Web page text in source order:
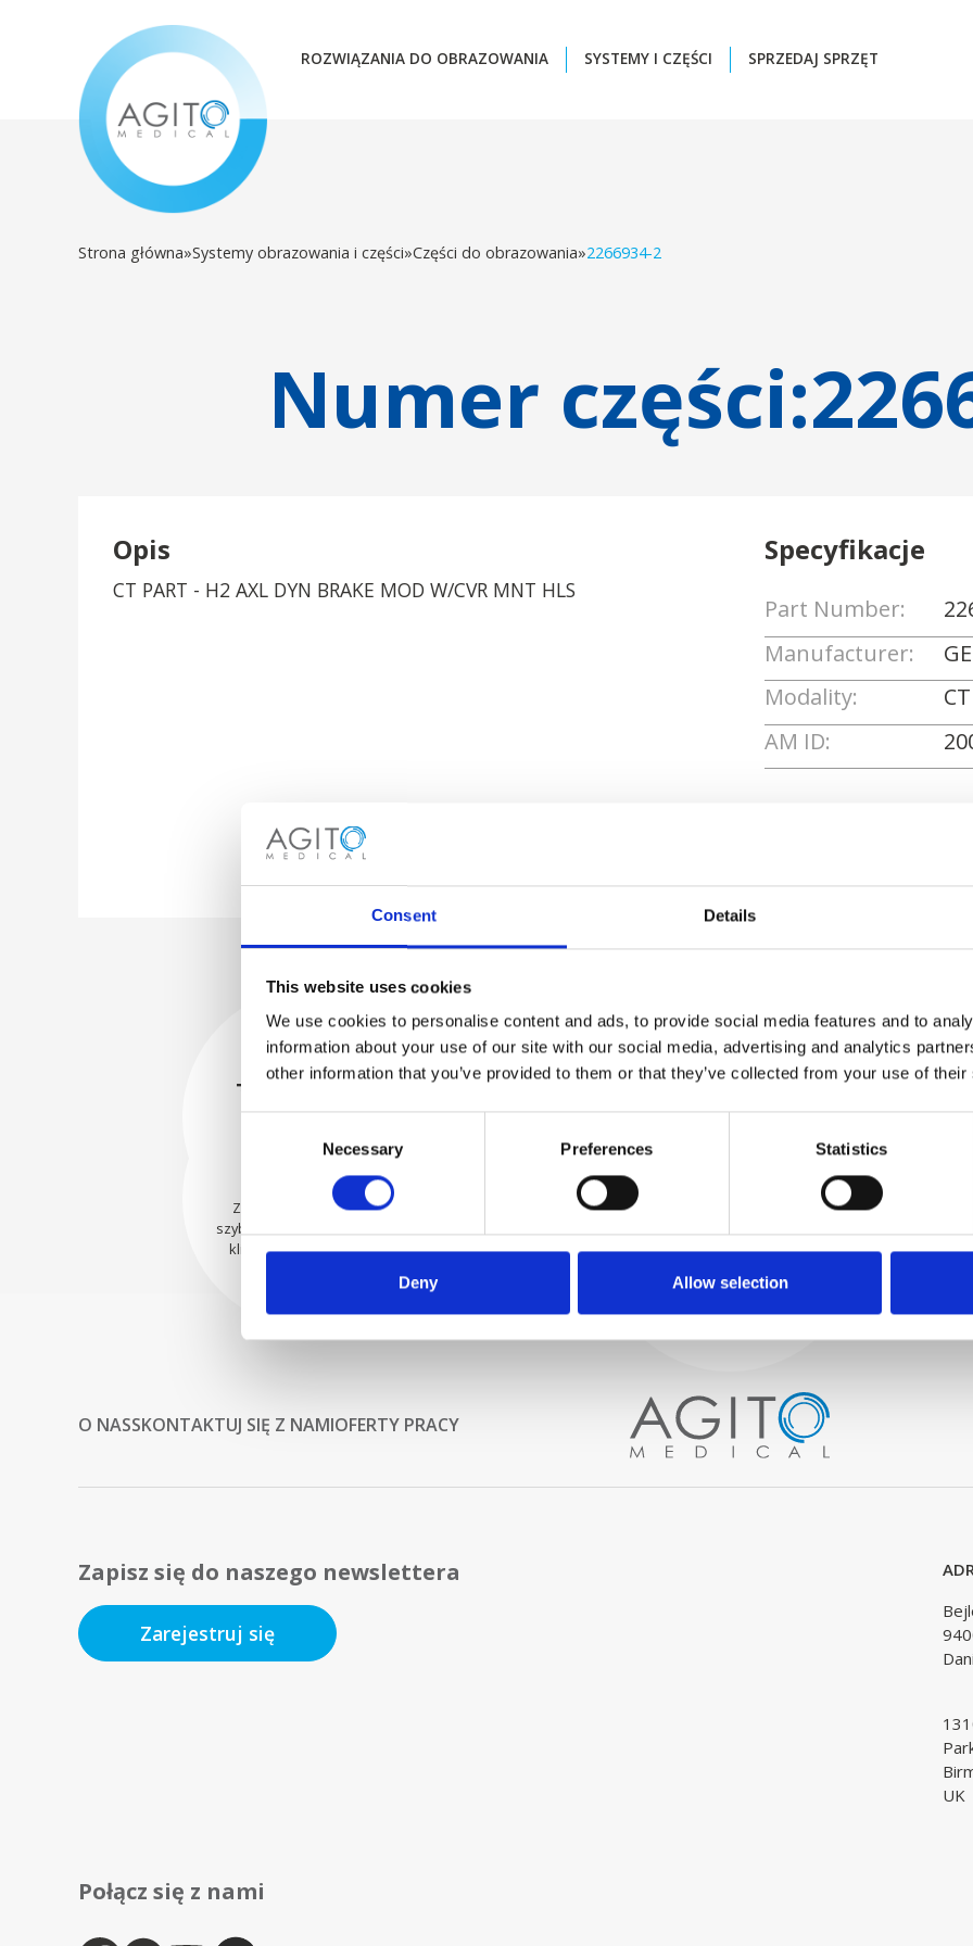
Consent Details
This website uses cookies
We use cookies to personalise content and ads, to provide social media features and to
information about your use of our site with our social media, advertising and analytics
other information that you’ve provided to them or that they’ve collected from your use of
Necessary Preferences Statistics
Deny Allow selection
ROZWIĄZANIA DO OBRAZOWANIA SYSTEMY I CZĘŚCI SPRZEDAJ SPRZĘT
Strona główna»Systemy obrazowania i części»Części do obrazowania»2266934-2
Numer części:
Opis
CT PART - H2 AXL DYN BRAKE MOD W/CVR MNT HLS
Specyfikacje
Part Number:
Manufacturer:
GE
Modality:
CT
AM ID:
kontrola jakości
Zaczynamy od starannego
wyboru wysokiej jakości
skanerów obrazowych
WEWNĘTRZNE
Wszystkie części są
rygorystycznie testowane w
naszych zakładach
BEZPIECZNIE
ZAPAKOWANE
Każda pojedyncza część jest
użyciu odpowiednich
materiałów.
WYSYŁAMY Z
UFNOŚCIĄ
Zamówienia są wysyłane
szybko do naszych cenionych
klientów na całym świecie.
O NASSKONTAKTUJ SIĘ Z NAMIOFERTY PRACY
Zapisz się do naszego newslettera
Zarejestruj się
UK
Połącz się z nami